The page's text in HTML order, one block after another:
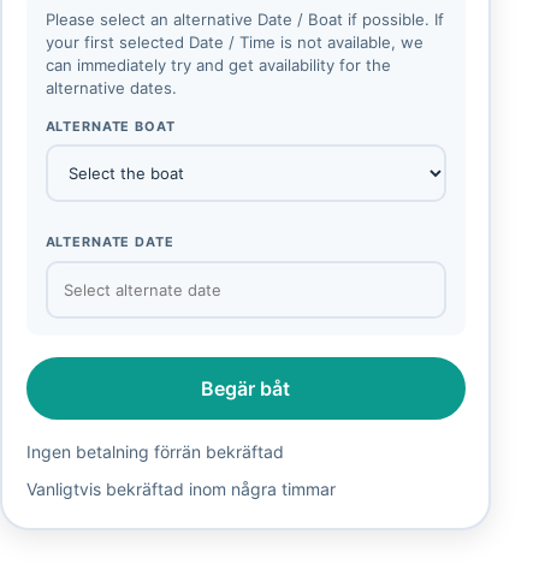
Please select an alternative Date / Boat if possible. If
your first selected Date / Time is not available, we
can immediately try and get availability for the
alternative dates.
ALTERNATE BOAT
ALTERNATE DATE
Begär båt
Ingen betalning förrän bekräftad
Vanligtvis bekräftad inom några timmar